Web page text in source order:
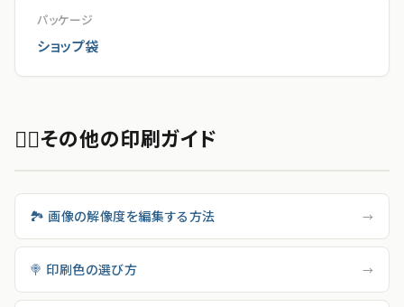
パッケージ
ショップ袋
🙋‍♂️その他の印刷ガイド
🏞 画像の解像度を編集する方法 →
🍭 印刷色の選び方 →